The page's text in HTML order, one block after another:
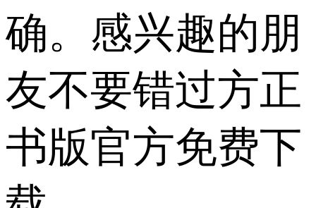
确。感兴趣的朋
友不要错过方正
书版官方免费下